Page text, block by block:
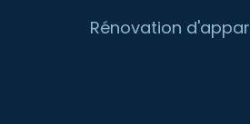
Rénovation